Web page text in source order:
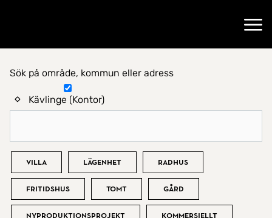
Hitta hem
Sök på område, kommun eller adress
Kävlinge (Kontor)
Bostadstyp
Villa Lägenhet Radhus
Fritidshus Tomt Gård
Nyproduktionsprojekt Kommersiellt